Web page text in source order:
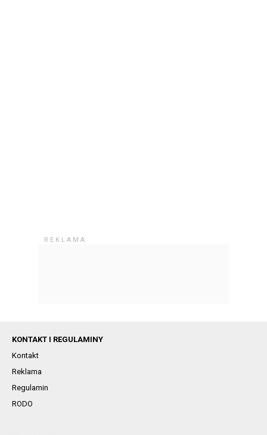
KONTAKT I REGULAMINY
Kontakt
Reklama
Regulamin
RODO